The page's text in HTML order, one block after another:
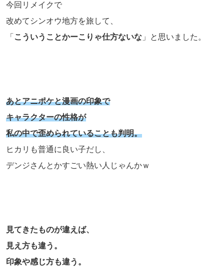
今回リメイクで
改めてシンオウ地方を旅して、
「 こういうことかーこりゃ仕方ないな 」と思いました。
あとアニポケと漫画の印象で
キャラクターの性格が
私の中で歪められていることも判明。
ヒカリも普通に良い子だし、
デンジさんとかすごい熱い人じゃんかｗ
見てきたものが違えば、
見え方も違う。
印象や感じ方も違う。